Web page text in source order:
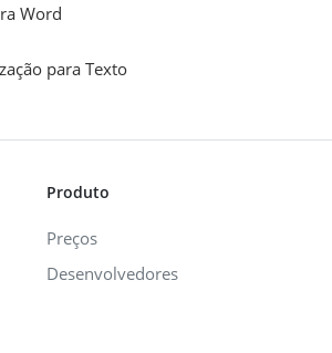
Word
para Texto
Produto
Preços
Desenvolvedores